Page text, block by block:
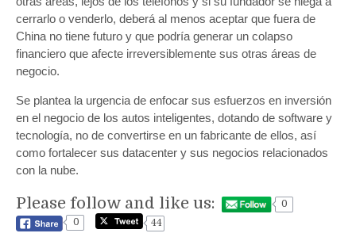
cerrarlo o venderlo, deberá al menos aceptar que fuera de
China no tiene futuro y que podría generar un colapso
financiero que afecte irreversiblemente sus otras áreas de
negocio.
Se plantea la urgencia de enfocar sus esfuerzos en inversión
en el negocio de los autos inteligentes, dotando de software y
tecnología, no de convertirse en un fabricante de ellos, así
como fortalecer sus datacenter y sus negocios relacionados
con la nube.
Please follow and like us:
0
0
44